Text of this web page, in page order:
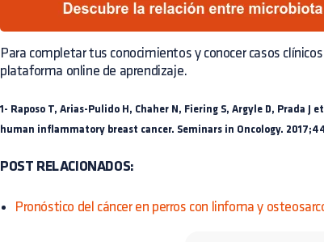
Para completar tus conocimientos y conocer casos
plataforma online de aprendizaje.
1- Raposo T, Arias-Pulido H, Chaher N, Fiering S, Argyle D, Prada J
human inflammatory breast cancer. Seminars in Oncology.
POST RELACIONADOS:
Pronóstico del cáncer en perros con linfoma y